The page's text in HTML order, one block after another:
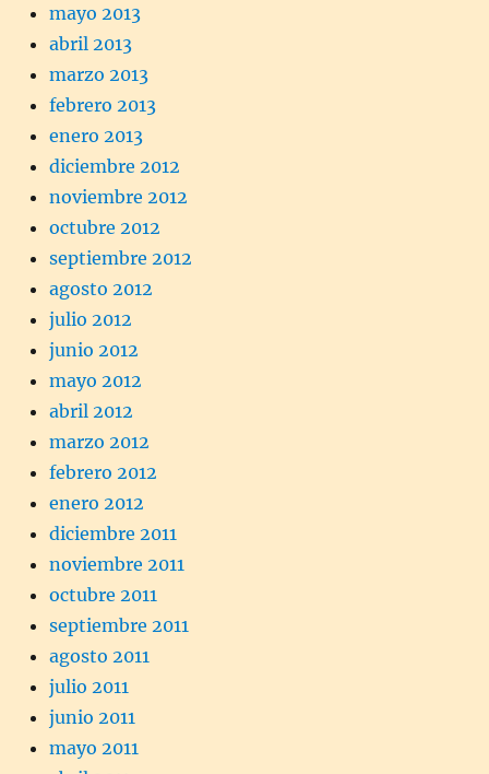
mayo 2013
abril 2013
marzo 2013
febrero 2013
enero 2013
diciembre 2012
noviembre 2012
octubre 2012
septiembre 2012
agosto 2012
julio 2012
junio 2012
mayo 2012
abril 2012
marzo 2012
febrero 2012
enero 2012
diciembre 2011
noviembre 2011
octubre 2011
septiembre 2011
agosto 2011
julio 2011
junio 2011
mayo 2011